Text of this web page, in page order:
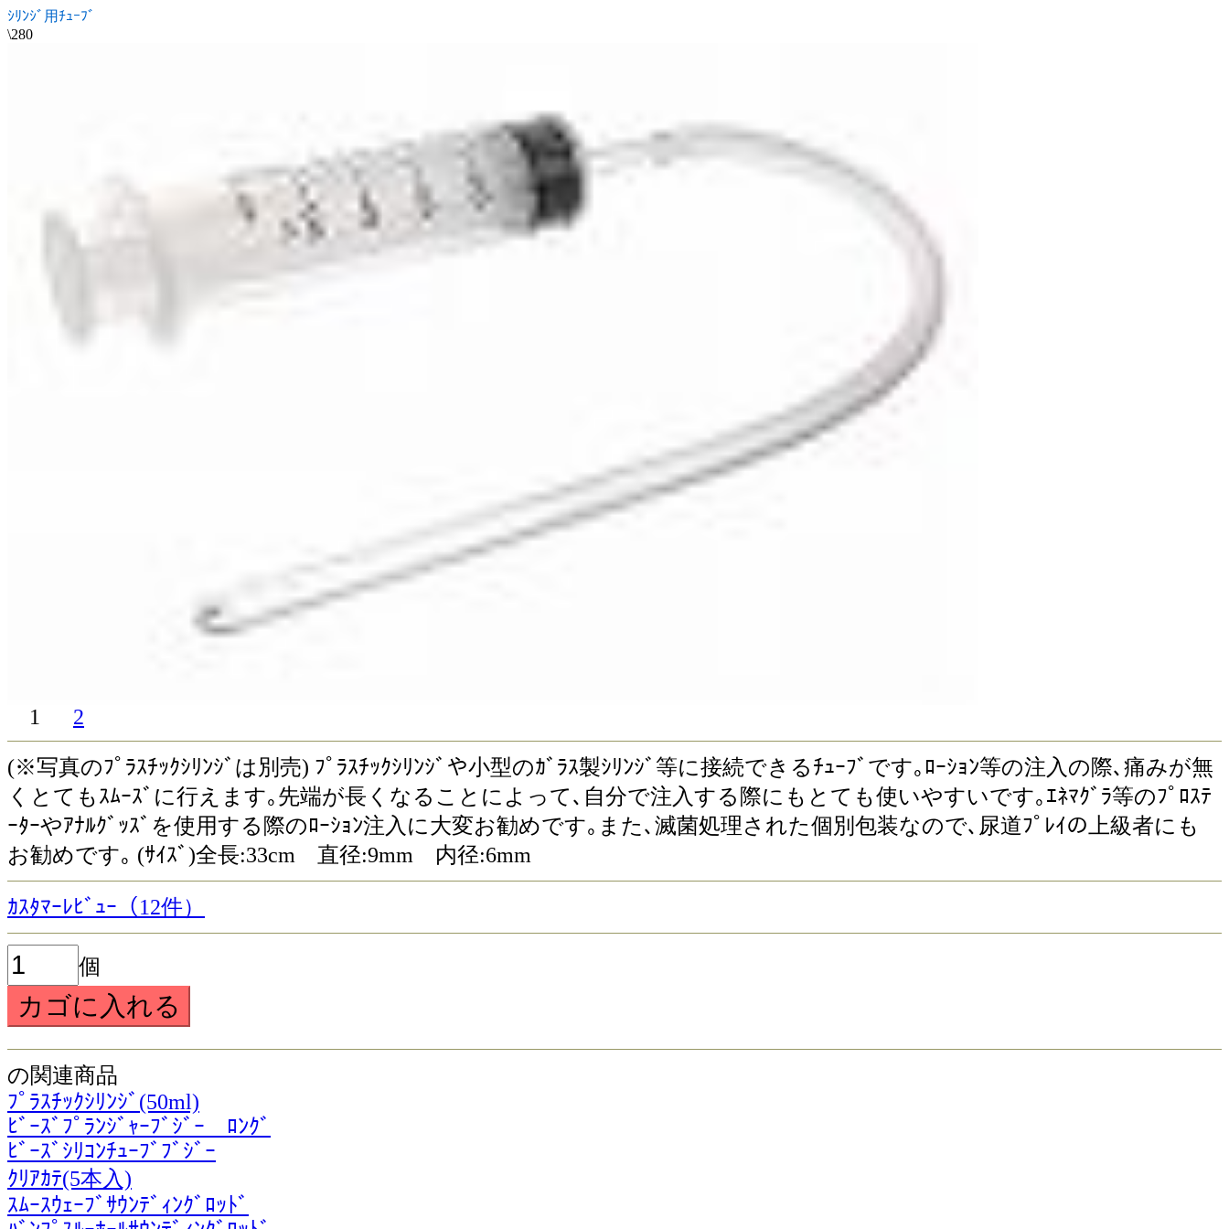
ｼﾘﾝｼﾞ用ﾁｭｰﾌﾞ
\280
1 2
(※写真のﾌﾟﾗｽﾁｯｸｼﾘﾝｼﾞは別売) ﾌﾟﾗｽﾁｯｸｼﾘﾝｼﾞや小型のｶﾞﾗｽ製ｼﾘﾝｼﾞ等に接続できるﾁｭｰﾌﾞです｡ﾛｰｼｮﾝ等の注入の際､痛みが無
くとてもｽﾑｰｽﾞに行えます｡先端が長くなることによって､自分で注入する際にもとても使いやすいです｡ｴﾈﾏｸﾞﾗ等のﾌﾟﾛｽﾃ
ｰﾀｰやｱﾅﾙｸﾞｯｽﾞを使用する際のﾛｰｼｮﾝ注入に大変お勧めです｡また､滅菌処理された個別包装なので､尿道ﾌﾟﾚｲの上級者にも
お勧めです｡ (ｻｲｽﾞ)全長:33cm 直径:9mm 内径:6mm
ｶｽﾀﾏｰﾚﾋﾞｭｰ（12件）
個
の関連商品
ﾌﾟﾗｽﾁｯｸｼﾘﾝｼﾞ(50ml)
ﾋﾞｰｽﾞﾌﾟﾗﾝｼﾞｬｰﾌﾞｼﾞｰ ﾛﾝｸﾞ
ﾋﾞｰｽﾞｼﾘｺﾝﾁｭｰﾌﾞﾌﾞｼﾞｰ
ｸﾘｱｶﾃ(5本入)
ｽﾑｰｽｳｪｰﾌﾞｻｳﾝﾃﾞｨﾝｸﾞﾛｯﾄﾞ